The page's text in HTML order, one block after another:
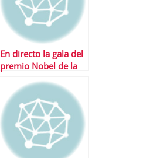
En directo la gala del
premio Nobel de la